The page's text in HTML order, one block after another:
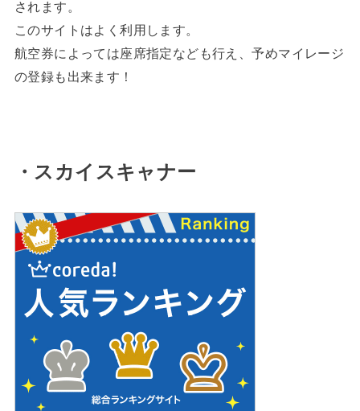
されます。
このサイトはよく利用します。
航空券によっては座席指定なども行え、予めマイレージ
の登録も出来ます！
・スカイスキャナー